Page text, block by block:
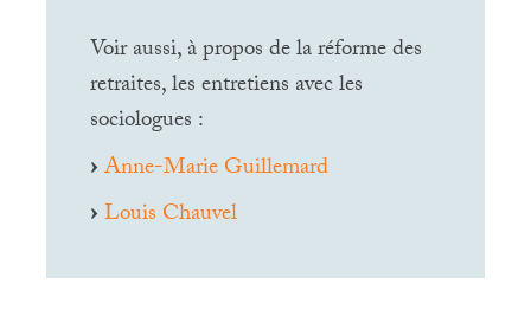
Voir aussi, à propos de la réforme des
retraites, les entretiens avec les
sociologues :
Anne-Marie Guillemard
Louis Chauvel